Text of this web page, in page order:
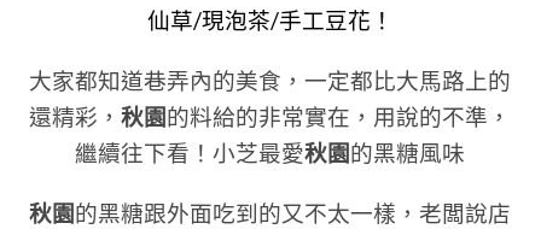
仙草/現泡茶/手工豆花！
大家都知道巷弄內的美食，一定都比大馬路上的
還精彩，秋園的料給的非常實在，用說的不準，
繼續往下看！小芝最愛秋園的黑糖風味
秋園的黑糖跟外面吃到的又不太一樣，老闆說店